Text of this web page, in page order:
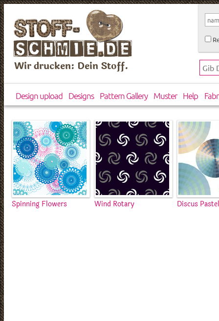
Wir drucken: Dein Stoff.
Design upload Designs Pattern Gallery Muster Help
Spinning Flowers Wind Rotary Discus